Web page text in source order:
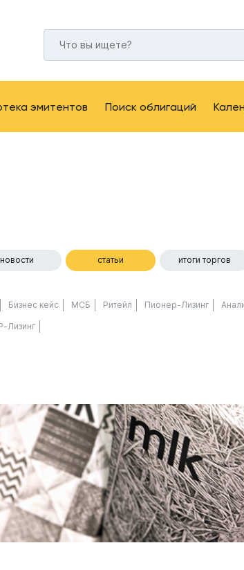
эмитентов Поиск облигаций
новости статьи итоги торгов
Бизнес кейс МСБ Ритейл Пионер-Лизинг
Лизинг